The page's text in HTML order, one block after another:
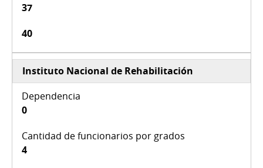
37
40
Instituto Nacional de Rehabilitación
0
4